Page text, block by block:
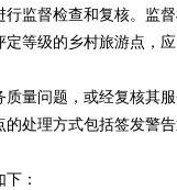
监督检查和复核。监
等级的乡村旅游点，
量问题，或经复核其
处理方式包括签发警
：